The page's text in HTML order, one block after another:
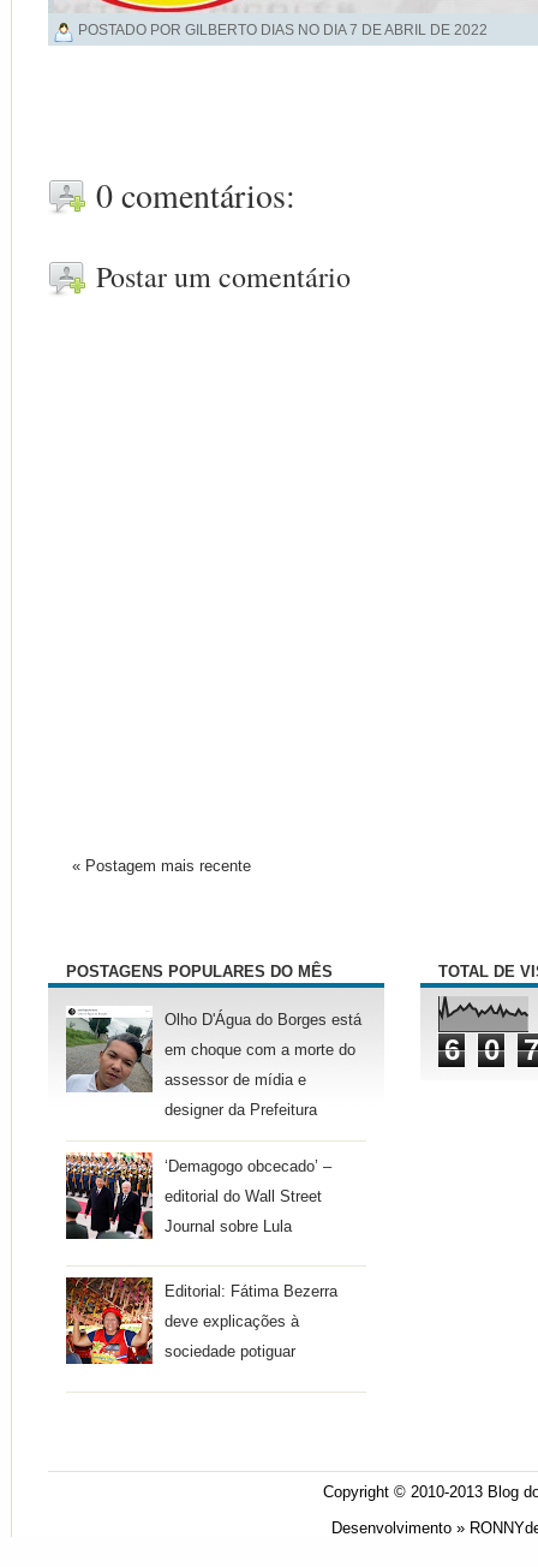
POSTADO POR GILBERTO DIAS NO DIA7 DE ABRIL DE 2022
0 comentários:
Postar um comentário
« Postagem mais recente
POSTAGENS POPULARES DO MÊS
Olho D'Água do Borges está
em choque com a morte do
assessor de mídia e
designer da Prefeitura
‘Demagogo obcecado’ –
editorial do Wall Street
Journal sobre Lula
Editorial: Fátima Bezerra
deve explicações à
sociedade potiguar
TOTAL DE
6 0 7
Copyright © 2010-2013 Blog
Desenvolvimento »